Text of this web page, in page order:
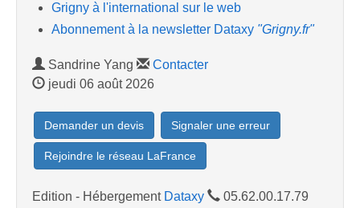
Grigny à l'international sur le web
Abonnement à la newsletter Dataxy "Grigny.fr"
Sandrine Yang
Contacter
jeudi 06 août 2026
Demander un devis Signaler une erreur
Rejoindre le réseau LaFrance
Edition - Hébergement Dataxy
05.62.00.17.79